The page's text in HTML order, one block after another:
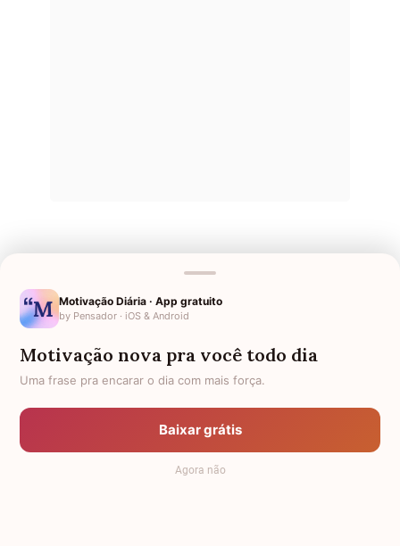
Últimos Nomes
Nomes pelo Mundo
Sobre Nós
Motivação Diária · App gratuito
by Pensador · iOS & Android
Motivação nova pra você todo dia
Uma frase pra encarar o dia com mais força.
Baixar grátis
Agora não